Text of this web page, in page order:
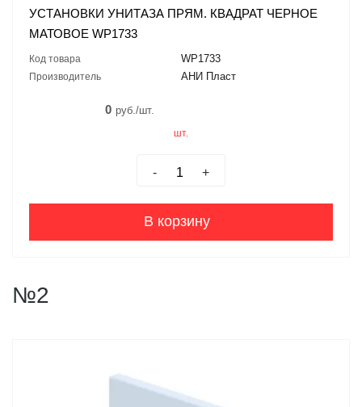
УСТАНОВКИ УНИТАЗА ПРЯМ. КВАДРАТ ЧЕРНОЕ
МАТОВОЕ WP1733
Код товара WP1733
Производитель АНИ Пласт
0 руб./шт.
шт.
- +
В корзину
№2